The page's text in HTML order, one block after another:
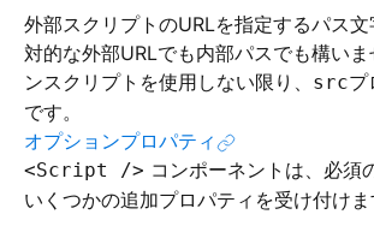
外部スクリプトのURLを指定するパス
対的な外部URLでも内部パスでも構い
ンスクリプトを使用しない限り、 srcプ
です。
オプションプロパティ
<Script /> コンポーネントは、必須
いくつかの追加プロパティを受け付けま